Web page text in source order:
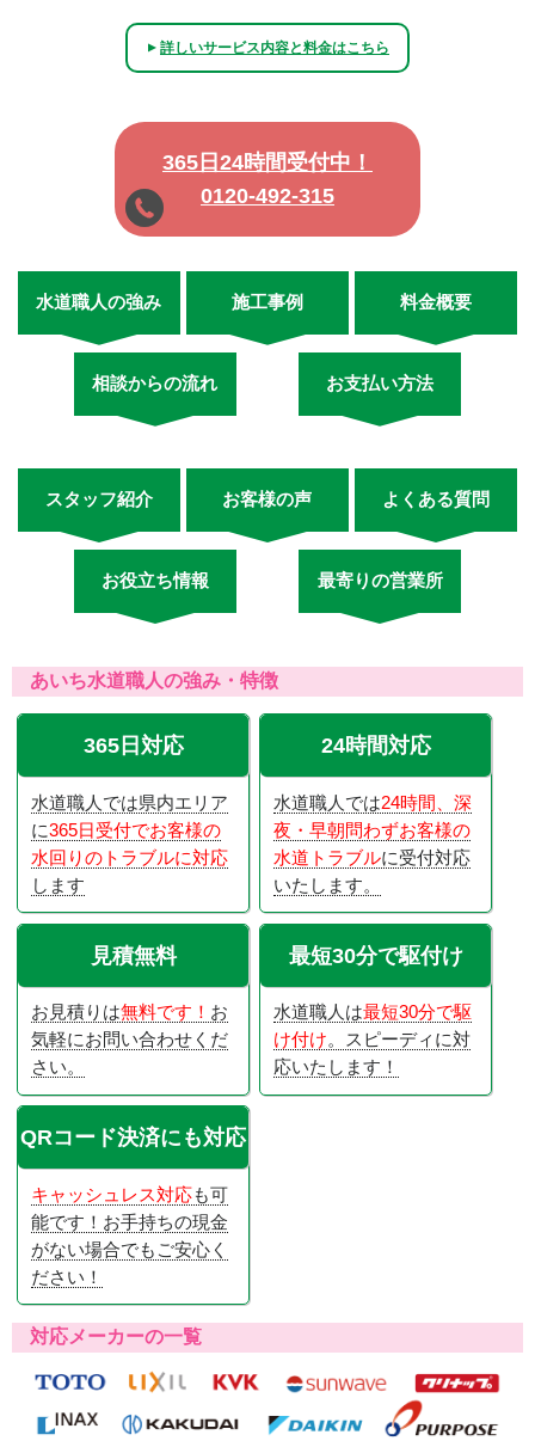
▲詳しいサービス内容と料金はこちら
365日24時間受付中！
0120-492-315
水道職人の強み 施工事例 料金概要
相談からの流れ お支払い方法
スタッフ紹介 お客様の声 よくある質問
お役立ち情報 最寄りの営業所
あいち水道職人の強み・特徴
365日対応
水道職人では県内エリア
に365日受付でお客様の
水回りのトラブルに対応
します
24時間対応
水道職人では24時間、深
夜・早朝問わずお客様の
水道トラブルに受付対応
いたします。
見積無料
お見積りは無料です！ お
気軽にお問い合わせくだ
さい。
最短30分で駆付け
水道職人は最短30分で駆
け付け。スピーディに対
応いたします！
QRコード決済にも対応
キャッシュレス対応も可
能です！お手持ちの現金
がない場合でもご安心く
ださい！
対応メーカーの一覧